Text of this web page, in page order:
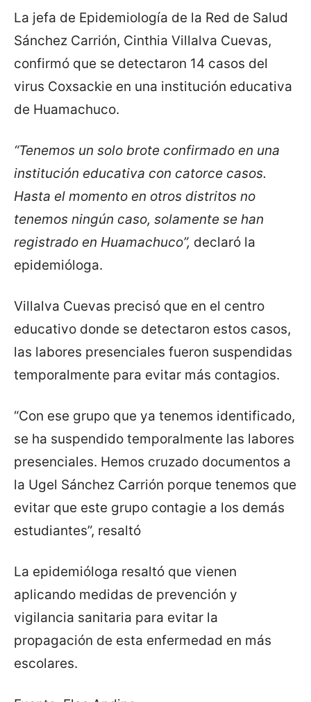
La jefa de Epidemiología de la Red de Salud
Sánchez Carrión, Cinthia Villalva Cuevas,
confirmó que se detectaron 14 casos del
virus Coxsackie en una institución educativa
de Huamachuco.
“Tenemos un solo brote confirmado en una
institución educativa con catorce casos.
Hasta el momento en otros distritos no
tenemos ningún caso, solamente se han
registrado en Huamachuco”, declaró la
epidemióloga.
Villalva Cuevas precisó que en el centro
educativo donde se detectaron estos casos,
las labores presenciales fueron suspendidas
temporalmente para evitar más contagios.
“Con ese grupo que ya tenemos identificado,
se ha suspendido temporalmente las labores
presenciales. Hemos cruzado documentos a
la Ugel Sánchez Carrión porque tenemos que
evitar que este grupo contagie a los demás
estudiantes”, resaltó
La epidemióloga resaltó que vienen
aplicando medidas de prevención y
vigilancia sanitaria para evitar la
propagación de esta enfermedad en más
escolares.